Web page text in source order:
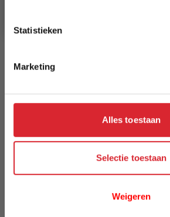
Statistieken
Marketing
Alles toestaan
Selectie toestaan
Weigeren
Schrijf uw eigen review
U plaatst een review over:Stoel Alan cognac
Samenvatting